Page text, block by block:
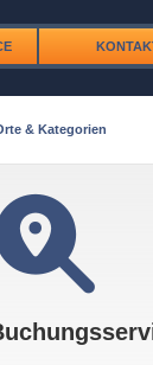
& Kategorien